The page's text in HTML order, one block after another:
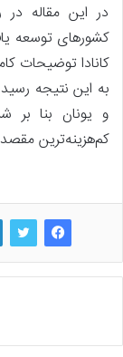
در این مقاله
کشورهای توسعه
کانادا توضیحات
به این نتیجه
و یونان بنا
کم‌هزینه‌ترین